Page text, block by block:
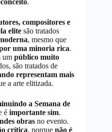
.
compositores e
elite são tratados
, mesmo que
uma minoria rica.
um público muito
são tratados de
representam mais
a arte elitizada.
a Semana de
é importante sim.
obras no evento.
crítica, porque não é